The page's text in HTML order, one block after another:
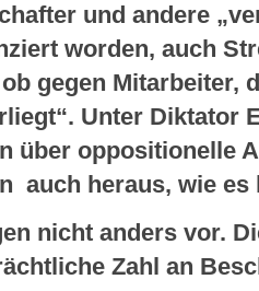
und andere
worden, auch
gegen Mitarbeiter,
Unter Diktator
über oppositionelle
auch heraus, wie es
nicht anders vor.
Zahl an